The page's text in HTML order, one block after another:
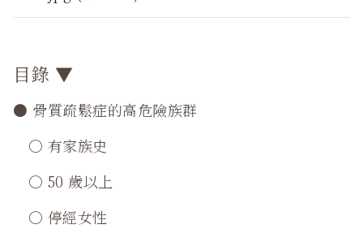
目錄 ▼
● 骨質疏鬆症的高危險族群
○ 有家族史
○ 50 歲以上
○ 停經女性